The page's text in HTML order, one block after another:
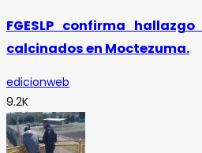
FGESLP confirma
calcinados en Moctezuma.
edicionweb
9.2K